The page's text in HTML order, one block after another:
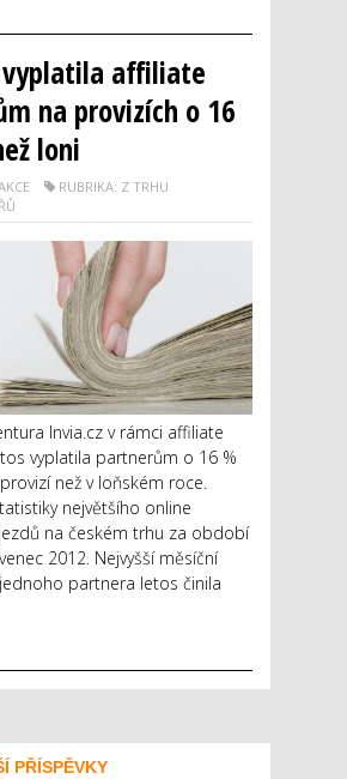
affiliate
na provizích o 16
loni
RUBRIKA: Z TRHU
Invia.cz v rámci affiliate
vyplatila partnerům o 16 %
než v loňském roce.
největšího online
na českém trhu za období
2012. Nejvyšší měsíční
partnera letos činila
PŘÍSPĚVKY